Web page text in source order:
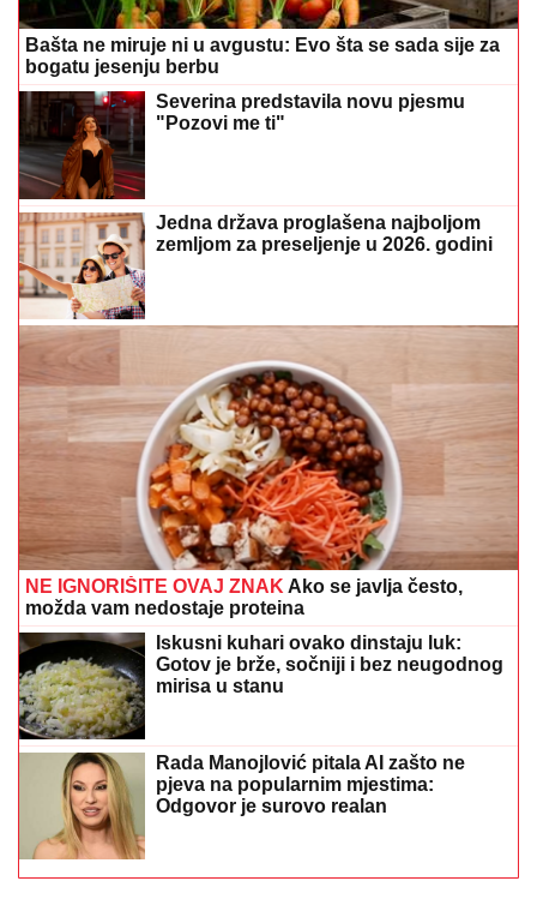
Bašta ne miruje ni u avgustu: Evo šta se sada sije za
bogatu jesenju berbu
Severina predstavila novu pjesmu
"Pozovi me ti"
Jedna država proglašena najboljom
zemljom za preseljenje u 2026. godini
NE IGNORIŠITE OVAJ ZNAK Ako se javlja često,
možda vam nedostaje proteina
Iskusni kuhari ovako dinstaju luk:
Gotov je brže, sočniji i bez neugodnog
mirisa u stanu
Rada Manojlović pitala AI zašto ne
pjeva na popularnim mjestima:
Odgovor je surovo realan